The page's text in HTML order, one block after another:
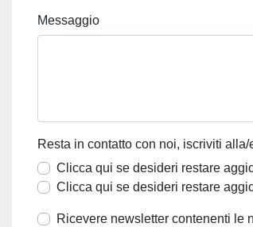
Messaggio
Resta in contatto con noi, iscriviti
Clicca qui se desideri restare
Clicca qui se desideri restare
Ricevere newsletter contenenti